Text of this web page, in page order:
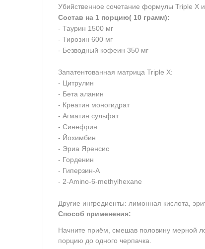
Убийственное сочетание формулы Triple X
Состав на 1 порцию( 10 грамм):
- Таурин 1500 мг
- Тирозин 600 мг
- Безводный кофеин 350 мг
Запатентованная матрица Triple X:
- Цитрулин
- Бета аланин
- Креатин моногидрат
- Агматин сульфат
- Синефрин
- Йохимбин
- Эриа Яренсис
- Горденин
- Гиперзин-А
- 2-Amino-6-methylhexane
Другие ингредиенты: лимонная кислота,
Способ применения:
Начните приём, смешав половину мерной
порцию до одного черпачка.